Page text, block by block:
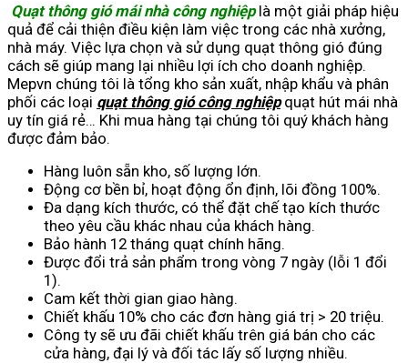
Quạt thông gió mái nhà công nghiệplà một giải pháp hiệu
quả để cải thiện điều kiện làm việc trong các nhà xưởng,
nhà máy. Việc lựa chọn và sử dụng quạt thông gió đúng
cách sẽ giúp mang lại nhiều lợi ích cho doanh nghiệp.
Mepvn chúng tôi là tổng kho sản xuất, nhập khẩu và phân
phối các loại quạt thông gió công nghiệpquạt hút mái nhà
uy tín giá rẻ… Khi mua hàng tại chúng tôi quý khách hàng
được đảm bảo.
Hàng luôn sẵn kho, số lượng lớn.
Động cơ bền bỉ, hoạt động ổn định, lõi đồng 100%.
Đa dạng kích thước, có thể đặt chế tạo kích thước
theo yêu cầu khác nhau của khách hàng.
Bảo hành 12 tháng quạt chính hãng.
Được đổi trả sản phẩm trong vòng 7 ngày (lỗi 1 đổi
1).
Cam kết thời gian giao hàng.
Chiết khấu 10% cho các đơn hàng giá trị > 20 triệu.
Công ty sẽ ưu đãi chiết khấu trên giá bán cho các
cửa hàng, đại lý và đối tác lấy số lượng nhiều.